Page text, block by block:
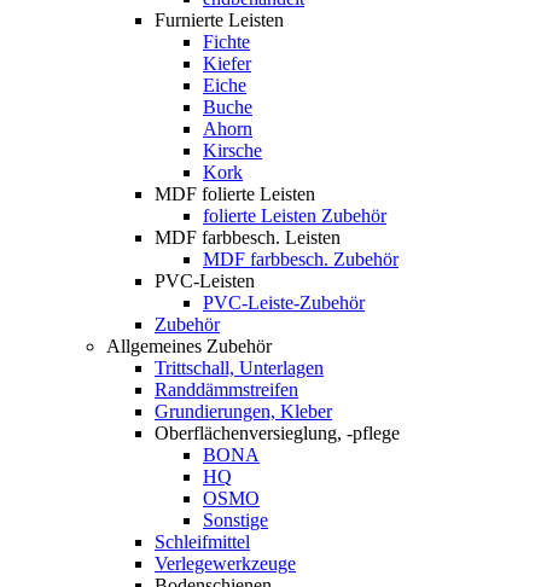
Furnierte Leisten
Fichte
Kiefer
Eiche
Buche
Ahorn
Kirsche
Kork
MDF folierte Leisten
folierte Leisten Zubehör
MDF farbbesch. Leisten
MDF farbbesch. Zubehör
PVC-Leisten
PVC-Leiste-Zubehör
Zubehör
Allgemeines Zubehör
Trittschall, Unterlagen
Randdämmstreifen
Grundierungen, Kleber
Oberflächenversieglung, -pflege
BONA
HQ
OSMO
Sonstige
Schleifmittel
Verlegewerkzeuge